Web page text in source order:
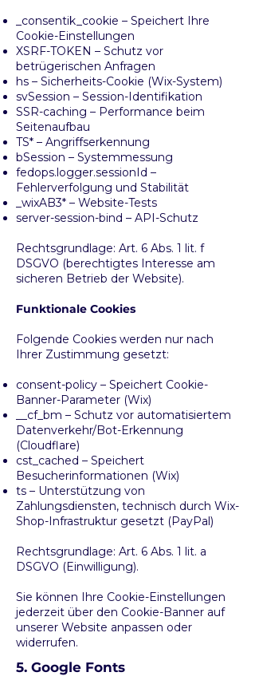
_consentik_cookie – Speichert Ihre
Cookie-Einstellungen
XSRF-TOKEN – Schutz vor
betrügerischen Anfragen
hs – Sicherheits-Cookie (Wix-System)
svSession – Session-Identifikation
SSR-caching – Performance beim
Seitenaufbau
TS* – Angriffserkennung
bSession – Systemmessung
fedops.logger.sessionId –
Fehlerverfolgung und Stabilität
_wixAB3* – Website-Tests
server-session-bind – API-Schutz
Rechtsgrundlage: Art. 6 Abs. 1 lit. f
DSGVO (berechtigtes Interesse am
sicheren Betrieb der Website).
Funktionale Cookies
Folgende Cookies werden nur nach
Ihrer Zustimmung gesetzt:
consent-policy – Speichert Cookie-
Banner-Parameter (Wix)
__cf_bm – Schutz vor automatisiertem
Datenverkehr/Bot-Erkennung
(Cloudflare)
cst_cached – Speichert
Besucherinformationen (Wix)
ts – Unterstützung von
Zahlungsdiensten, technisch durch Wix-
Shop-Infrastruktur gesetzt (PayPal)
Rechtsgrundlage: Art. 6 Abs. 1 lit. a
DSGVO (Einwilligung).
Sie können Ihre Cookie-Einstellungen
jederzeit über den Cookie-Banner auf
unserer Website anpassen oder
widerrufen.
5. Google Fonts